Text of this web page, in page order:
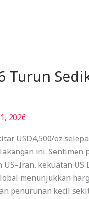
Turun
2026
USD4,500/oz
ini. Sentimen
kekuatan US
menunjukkan
penurunan kecil